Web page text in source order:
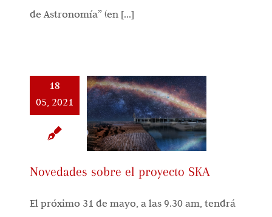
de Astronomía” (en [...]
18
05, 2021
Novedades sobre el proyecto SKA
El próximo 31 de mayo, a las 9.30 am, tendrá